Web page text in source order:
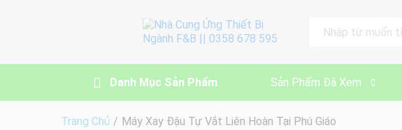
Danh Mục Sản Phẩm Sản Phẩm Đã Xem
Trang Chủ / Máy Xay Đậu Tự Vắt Liên Hoàn Tại Phú Giáo